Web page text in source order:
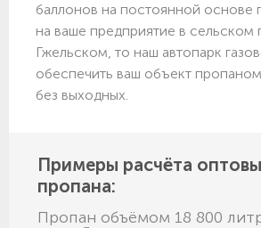
баллонов на постоянной основе
на ваше предприятие в сельском
Гжельском, то наш автопарк
обеспечить ваш объект
без выходных.
Примеры расчёта
пропана:
Пропан объёмом 18 800